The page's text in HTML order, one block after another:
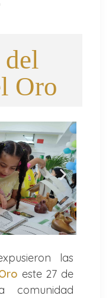
del
Oro
las
este 27 de